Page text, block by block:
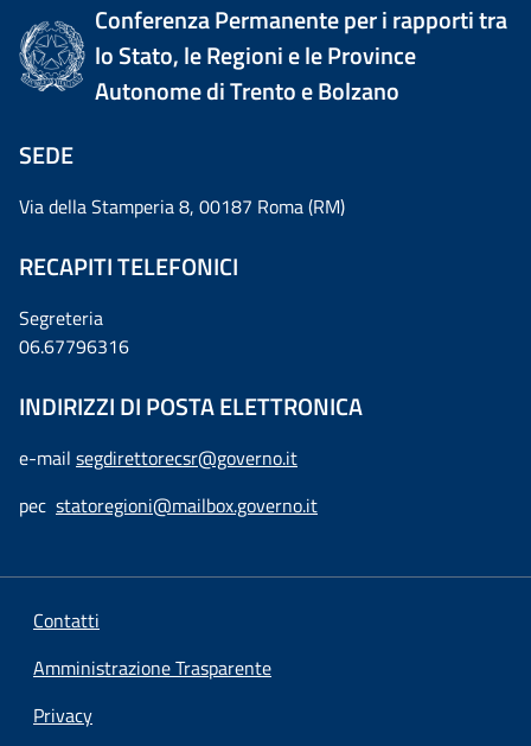
Conferenza Permanente per i rapporti tra
lo Stato, le Regioni e le Province
Autonome di Trento e Bolzano
SEDE
Via della Stamperia 8, 00187 Roma (RM)
RECAPITI TELEFONICI
Segreteria
06.67796316
INDIRIZZI DI POSTA ELETTRONICA
e-mail segdirettorecsr@governo.it
pec statoregioni@mailbox.governo.it
Contatti
Amministrazione Trasparente
Privacy